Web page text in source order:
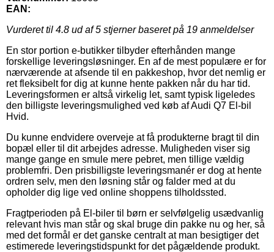
EAN:
Vurderet til 4.8 ud af 5 stjerner baseret på 19 anmeldelser
En stor portion e-butikker tilbyder efterhånden mange
forskellige leveringsløsninger. En af de mest populære er for
nærværende at afsende til en pakkeshop, hvor det nemlig er
ret fleksibelt for dig at kunne hente pakken når du har tid.
Leveringsformen er altså virkelig let, samt typisk ligeledes
den billigste leveringsmulighed ved køb af Audi Q7 El-bil
Hvid.
Du kunne endvidere overveje at få produkterne bragt til din
bopæl eller til dit arbejdes adresse. Muligheden viser sig
mange gange en smule mere pebret, men tillige vældig
problemfri. Den prisbilligste leveringsmanér er dog at hente
ordren selv, men den løsning står og falder med at du
opholder dig lige ved online shoppens tilholdssted.
Fragtperioden på El-biler til børn er selvfølgelig usædvanlig
relevant hvis man står og skal bruge din pakke nu og her, så
med det formål er det ganske centralt at man besigtiger det
estimerede leveringstidspunkt for det pågældende produkt.